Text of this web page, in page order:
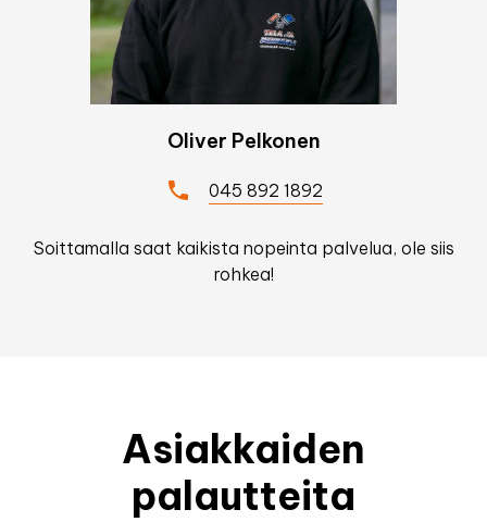
Oliver Pelkonen
045 892 1892
Soittamalla saat kaikista nopeinta palvelua, ole siis
rohkea!
Asiakkaiden
palautteita